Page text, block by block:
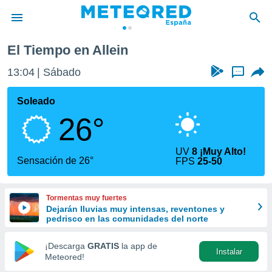
de
por
que se
calidad.
a este
las
y
forma
digital
basada
El Tiempo en Allein
13:04 Sábado ...
Soleado
26°
Sensación de 26°
UV8 ¡Muy Alto!
FPS25-50
Tormentas muy fuertes
Dejarán lluvias muy intensas, reventones y
pedrisco en las comunidades del norte
¡Descarga GRATIS la app de
Meteored!
Instalar